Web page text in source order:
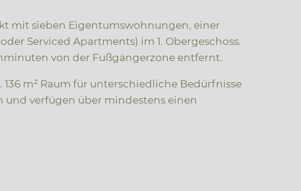
mit sieben Eigentumswohnungen, einer
Serviced Apartments) im 1. Obergeschoss.
von der Fußgängerzone entfernt.
m² Raum für unterschiedliche Bedürfnisse
verfügen über mindestens einen